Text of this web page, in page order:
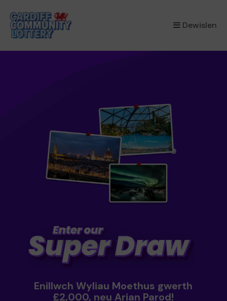
Dewislen
×
Enillwch Wyliau Moethus gwerth
£2,000, neu Arian Parod!